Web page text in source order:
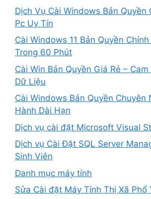
Dịch Vụ Cài Windows Bản Quyền
Pc Uy Tín
Cài Windows 11 Bản Quyền
Trong 60 Phút
Cài Win Bản Quyền Giá Rẻ –
Dữ Liệu
Cài Windows Bản Quyền Chuyên
Hành Dài Hạn
Dịch vụ cài đặt Microsoft Visual
Dịch vụ Cài Đặt SQL Server
Sinh Viên
Danh mục máy tính
Sửa Cài đặt Máy Tính Thị Xã Phổ